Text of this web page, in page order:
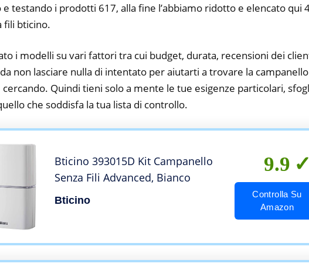
testando i prodotti 617, alla fine l’abbiamo ridotto e elencato qui
fili bticino.
i modelli su vari fattori tra cui budget, durata, recensioni dei
non lasciare nulla di intentato per aiutarti a trovare la
Quindi tieni solo a mente le tue esigenze particolari,
che soddisfa la tua lista di controllo.
Bticino 393015D Kit Campanello
Senza Fili Advanced, Bianco
Bticino
9.9
Controlla Su
Amazon